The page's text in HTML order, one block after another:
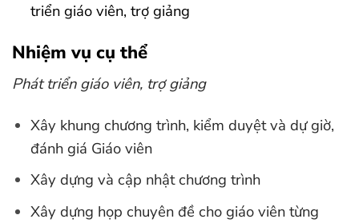
triển giáo viên, trợ giảng
Nhiệm vụ cụ thể
Phát triển giáo viên, trợ giảng
Xây khung chương trình, kiểm duyệt và dự giờ,
đánh giá Giáo viên
Xây dựng và cập nhật chương trình
Xây dựng họp chuyên đề cho giáo viên từng